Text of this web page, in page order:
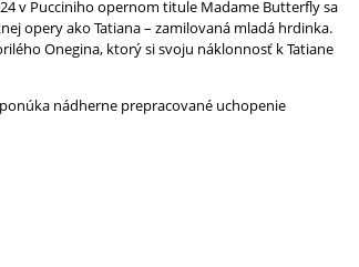
v Pucciniho opernom titule Madame Butterfly sa
opery ako Tatiana – zamilovaná mladá hrdinka.
Onegina, ktorý si svoju náklonnosť k Tatiane
nádherne prepracované uchopenie